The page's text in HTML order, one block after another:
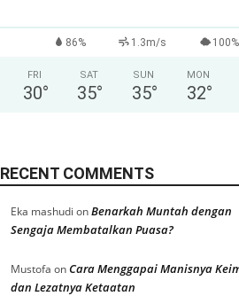
86% 1.3m/s 100%
FRI
30°
SAT
35°
SUN
35°
MON
32°
RECENT COMMENTS
Eka mashudi onBenarkah Muntah dengan
Sengaja Membatalkan Puasa?
Mustofa onCara Menggapai Manisnya
dan Lezatnya Ketaatan